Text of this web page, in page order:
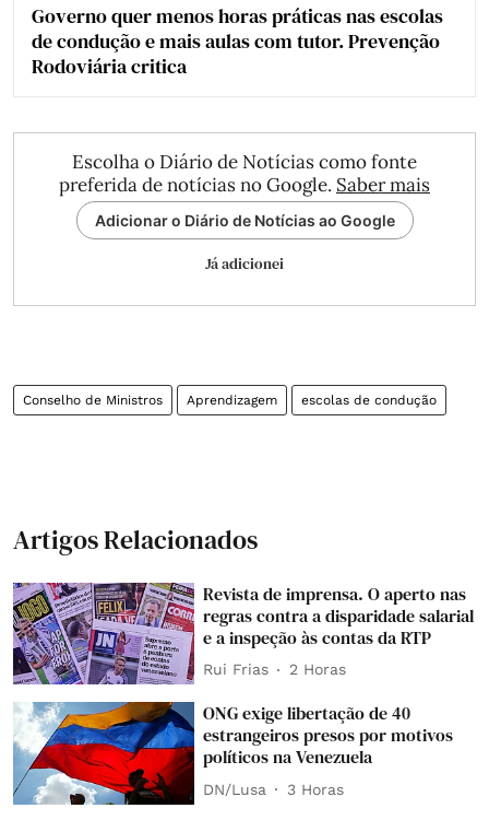
Governo quer menos horas práticas nas escolas
de condução e mais aulas com tutor. Prevenção
Rodoviária critica
Escolha o Diário de Notícias como fonte
preferida de notícias no Google. Saber mais
Adicionar o Diário de Notícias ao Google
Já adicionei
Conselho de Ministros Aprendizagem escolas de condução
Artigos Relacionados
Revista de imprensa. O aperto nas
regras contra a disparidade salarial
e a inspeção às contas da RTP
Rui Frias 2 Horas
ONG exige libertação de 40
estrangeiros presos por motivos
políticos na Venezuela
DN/Lusa 3 Horas